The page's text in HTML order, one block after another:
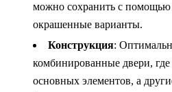
можно сохранить с помощью
окрашенные варианты.
Конструкция:
комбинированные двери, где
основных элементов, а